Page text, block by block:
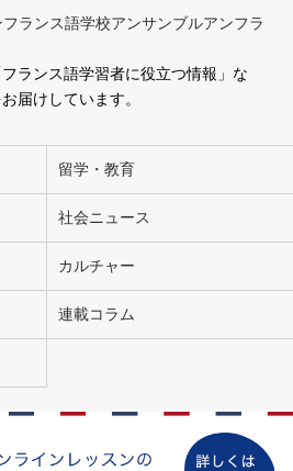
ランス語学校アンサンブルアンフラ
ランス語学習者に役立つ情報」な
届けしています。
留学・教育
社会ニュース
カルチャー
連載コラム
の取り扱いについて